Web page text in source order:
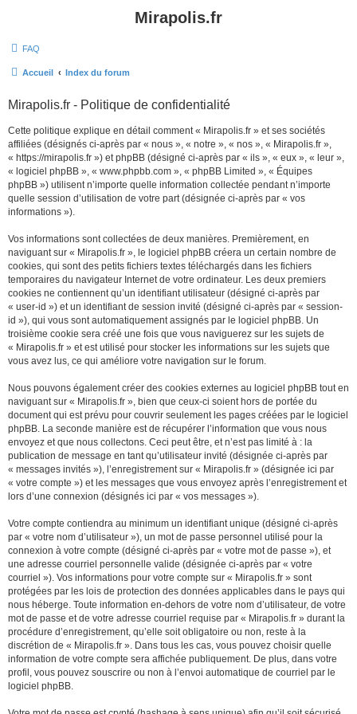
Mirapolis.fr
FAQ
Accueil Index du forum
Mirapolis.fr - Politique de confidentialité
Cette politique explique en détail comment « Mirapolis.fr » et ses sociétés
affiliées (désignés ci-après par « nous », « notre », « nos », « Mirapolis.fr »,
« https://mirapolis.fr ») et phpBB (désigné ci-après par « ils », « eux », « leur »,
« logiciel phpBB », « www.phpbb.com », « phpBB Limited », « Équipes
phpBB ») utilisent n’importe quelle information collectée pendant n’importe
quelle session d’utilisation de votre part (désignée ci-après par « vos
informations »).
Vos informations sont collectées de deux manières. Premièrement, en
naviguant sur « Mirapolis.fr », le logiciel phpBB créera un certain nombre de
cookies, qui sont des petits fichiers textes téléchargés dans les fichiers
temporaires du navigateur Internet de votre ordinateur. Les deux premiers
cookies ne contiennent qu’un identifiant utilisateur (désigné ci-après par
« user-id ») et un identifiant de session invité (désigné ci-après par « session-
id »), qui vous sont automatiquement assignés par le logiciel phpBB. Un
troisième cookie sera créé une fois que vous naviguerez sur les sujets de
« Mirapolis.fr » et est utilisé pour stocker les informations sur les sujets que
vous avez lus, ce qui améliore votre navigation sur le forum.
Nous pouvons également créer des cookies externes au logiciel phpBB tout en
naviguant sur « Mirapolis.fr », bien que ceux-ci soient hors de portée du
document qui est prévu pour couvrir seulement les pages créées par le logiciel
phpBB. La seconde manière est de récupérer l’information que vous nous
envoyez et que nous collectons. Ceci peut être, et n’est pas limité à : la
publication de message en tant qu’utilisateur invité (désignée ci-après par
« messages invités »), l’enregistrement sur « Mirapolis.fr » (désignée ici par
« votre compte ») et les messages que vous envoyez après l’enregistrement et
lors d’une connexion (désignés ici par « vos messages »).
Votre compte contiendra au minimum un identifiant unique (désigné ci-après
par « votre nom d’utilisateur »), un mot de passe personnel utilisé pour la
connexion à votre compte (désigné ci-après par « votre mot de passe »), et
une adresse courriel personnelle valide (désignée ci-après par « votre
courriel »). Vos informations pour votre compte sur « Mirapolis.fr » sont
protégées par les lois de protection des données applicables dans le pays qui
nous héberge. Toute information en-dehors de votre nom d’utilisateur, de votre
mot de passe et de votre adresse courriel requise par « Mirapolis.fr » durant la
procédure d’enregistrement, qu’elle soit obligatoire ou non, reste à la
discrétion de « Mirapolis.fr ». Dans tous les cas, vous pouvez choisir quelle
information de votre compte sera affichée publiquement. De plus, dans votre
profil, vous pouvez souscrire ou non à l’envoi automatique de courriel par le
logiciel phpBB.